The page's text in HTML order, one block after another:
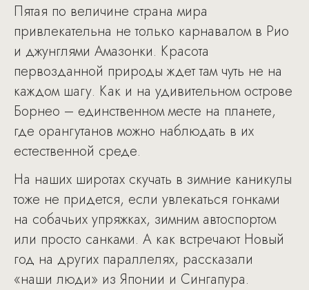
Пятая по величине страна мира
привлекательна не только карнавалом в Рио
и джунглями Амазонки. Красота
первозданной природы ждет там чуть не на
каждом шагу. Как и на удивительном острове
Борнео – единственном месте на планете,
где орангутанов можно наблюдать в их
естественной среде.
На наших широтах скучать в зимние каникулы
тоже не придется, если увлекаться гонками
на собачьих упряжках, зимним автоспортом
или просто санками. А как встречают Новый
год на других параллелях, рассказали
«наши люди» из Японии и Сингапура.